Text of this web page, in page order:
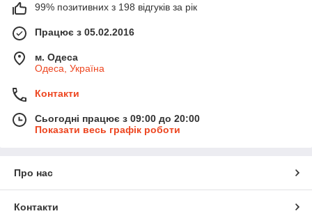
99% позитивних з 198 відгуків за рік
Працює з 05.02.2016
м. Одеса
Одеса, Україна
Контакти
Сьогодні працює з 09:00 до 20:00
Показати весь графік роботи
Про нас
Контакти